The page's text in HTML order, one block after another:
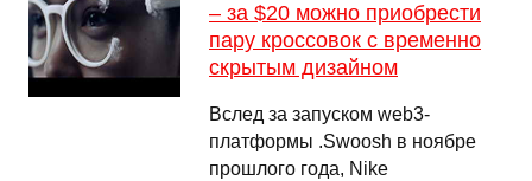
– за $20 можно приобрести
пару кроссовок с временно
скрытым дизайном
Вслед за запуском web3-
платформы .Swoosh в ноябре
прошлого года, Nike